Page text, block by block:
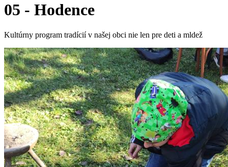
05 - Hodence
Kultúrny program tradícií v našej obci nie len pre deti a mldež